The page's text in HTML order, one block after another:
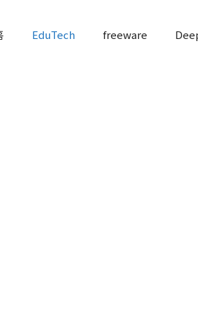
EduTech freeware